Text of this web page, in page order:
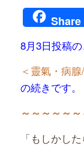
Share
8月3日投稿の
＜靈氣・病
の続きです。
～～～～～
「もしかし